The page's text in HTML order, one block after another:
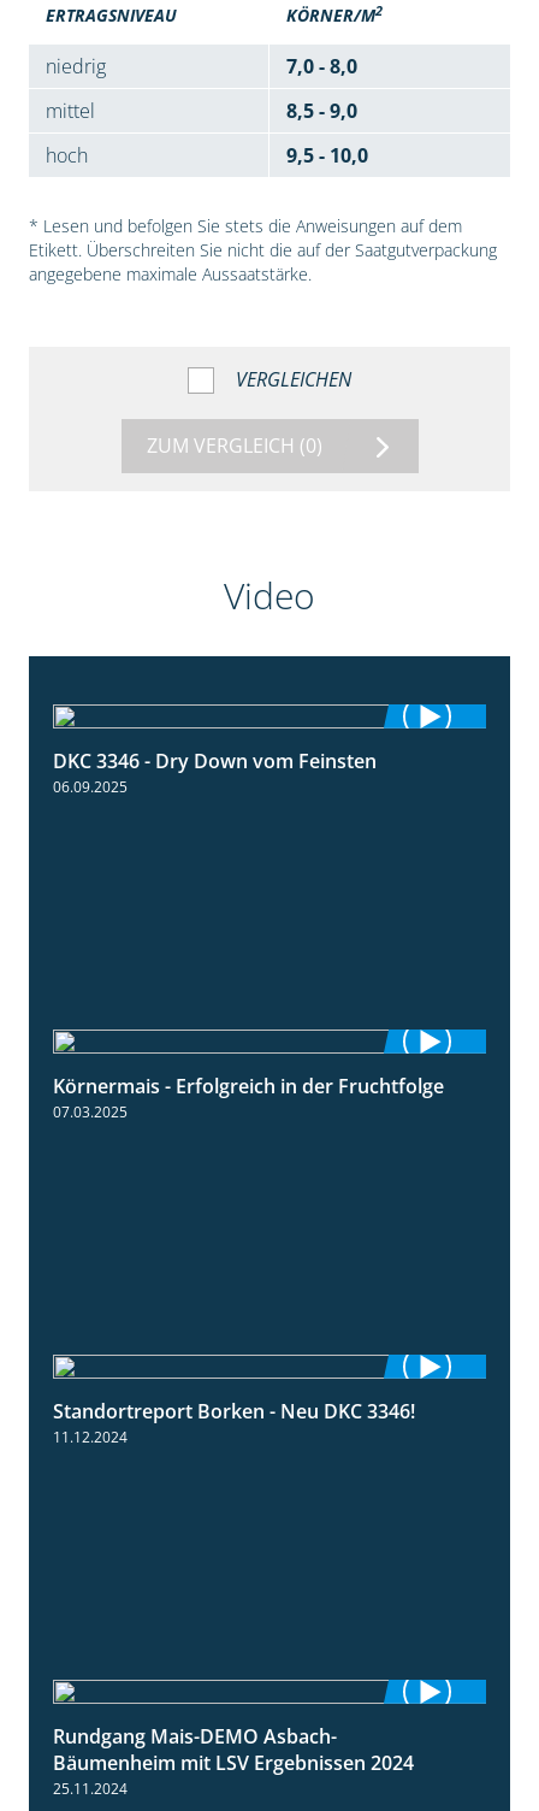
ERTRAGSNIVEAU KÖRNER/M2
niedrig
7,0 - 8,0
mittel
8,5 - 9,0
hoch
9,5 - 10,0
* Lesen und befolgen Sie stets die Anweisungen auf dem
Etikett. Überschreiten Sie nicht die auf der Saatgutverpackung
angegebene maximale Aussaatstärke.
VERGLEICHEN
ZUM VERGLEICH (0)
Video
DKC 3346 - Dry Down vom Feinsten
06.09.2025
2:31
Körnermais - Erfolgreich in der Fruchtfolge
07.03.2025
1:38
Standortreport Borken - Neu DKC 3346!
11.12.2024
Rundgang Mais-DEMO Asbach-
Bäumenheim mit LSV Ergebnissen 2024
25.11.2024